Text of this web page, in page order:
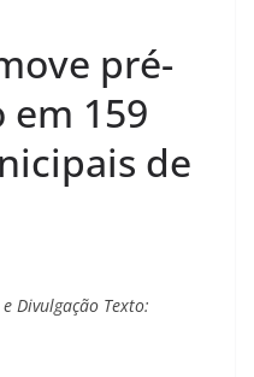
pré-
159
de
Divulgação Texto: